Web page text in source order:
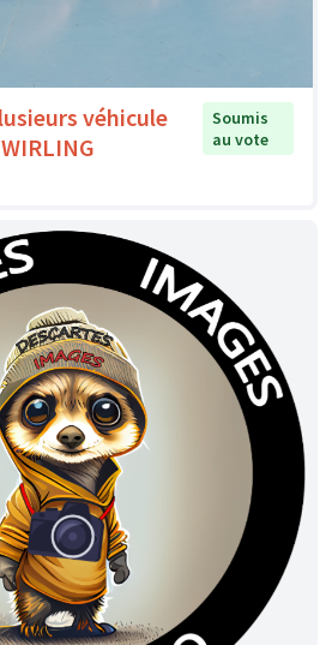
véhicule
Soumis
au vote